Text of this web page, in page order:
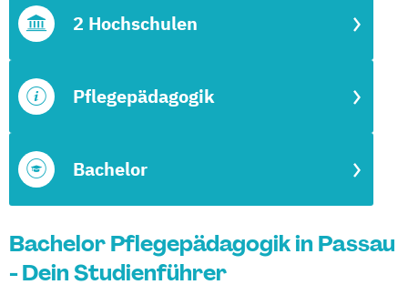
Bachelor
Pflegepädagogik
2 Hochschulen
Bachelor Pflegepädagogik in Passau
- Dein Studienführer